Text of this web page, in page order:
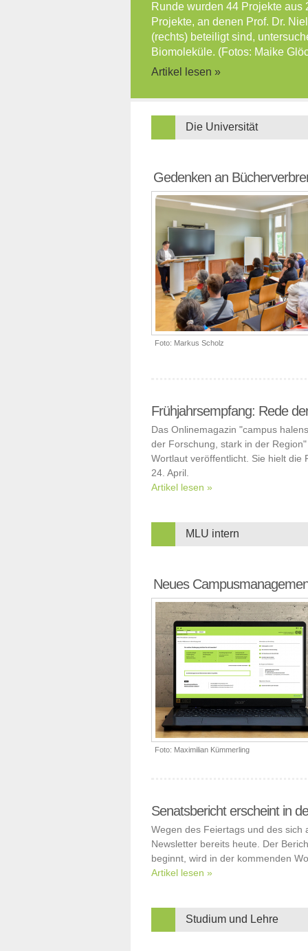
Runde wurden 44 Projekte
Projekte, an denen Prof. Dr.
(rechts) beteiligt sind,
Biomoleküle. (Fotos: Maike
Artikel lesen »
Die Universität
Gedenken an
Foto: Markus Scholz
Frühjahrsempfang: Rede
Das Onlinemagazin "campus
der Forschung, stark in der
Wortlaut veröffentlicht. Sie hielt
24. April.
Artikel lesen »
MLU intern
Neues
Foto: Maximilian Kümmerling
Senatsbericht erscheint in
Wegen des Feiertags und des
Newsletter bereits heute. Der
beginnt, wird in der kommenden
Artikel lesen »
Studium und Lehre